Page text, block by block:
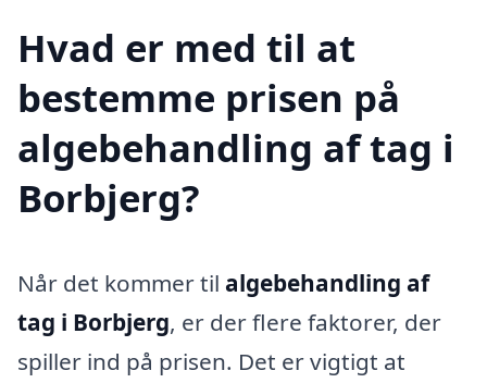
Hvad er med til at
bestemme prisen på
algebehandling af tag i
Borbjerg?
Når det kommer til algebehandling af
tag i Borbjerg, er der flere faktorer, der
spiller ind på prisen. Det er vigtigt at